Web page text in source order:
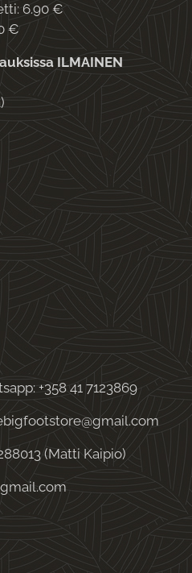
6.90 €
€
ILMAINEN
+358 41 7123869
(Matti Kaipio)